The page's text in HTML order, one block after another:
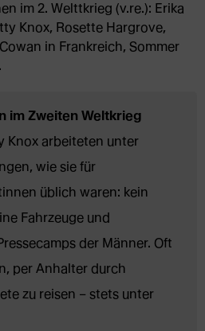
im 2. Welttkrieg (v.re.): Erika
Knox, Rosette Hargrove,
in Frankreich, Sommer
.
im Zweiten Weltkrieg
Knox arbeiteten unter
wie sie für
üblich waren: kein
Fahrzeuge und
der Männer. Oft
per Anhalter durch
zu reisen – stets unter